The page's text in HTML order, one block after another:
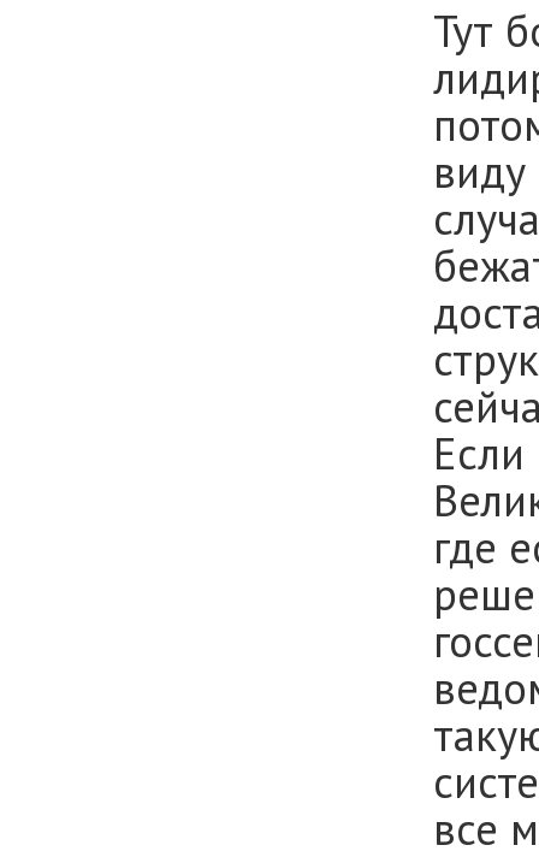
Тут
где
все